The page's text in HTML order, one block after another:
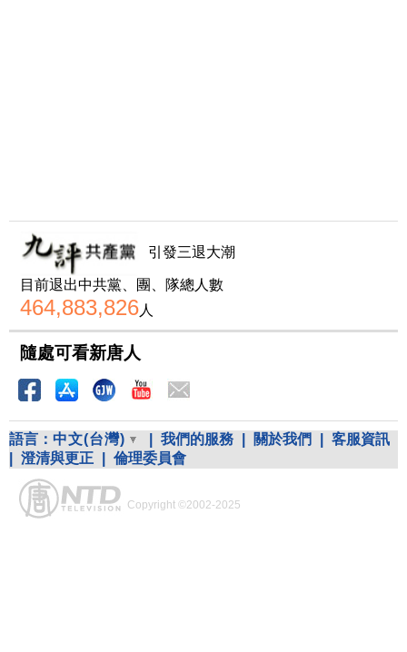
引發三退大潮
目前退出中共黨、團、隊總人數
464,883,826人
隨處可看新唐人
語言： 中文(台灣) 我們的服務 關於我們
客服資訊
澄清與更正 倫理委員會
Copyright ©2002-2025